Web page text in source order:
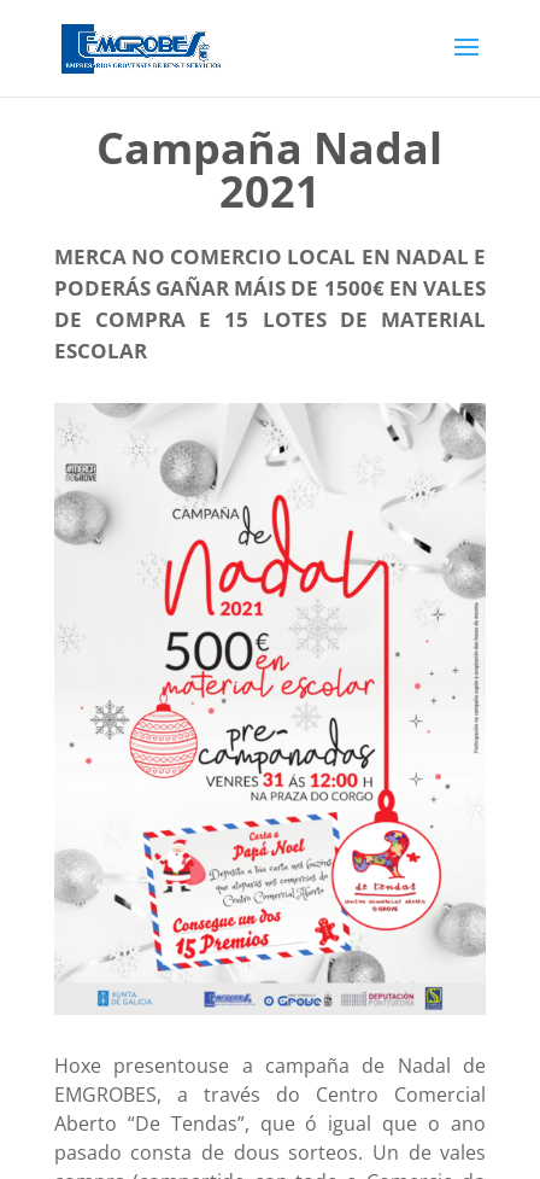
Campaña Nadal
2021
MERCA NO COMERCIO LOCAL EN NADAL E
PODERÁS GAÑAR MÁIS DE 1500€ EN VALES
DE COMPRA E 15 LOTES DE MATERIAL
ESCOLAR
Hoxe presentouse a campaña de Nadal de
EMGROBES, a través do Centro Comercial
Aberto “De Tendas”, que ó igual que o ano
pasado consta de dous sorteos. Un de vales